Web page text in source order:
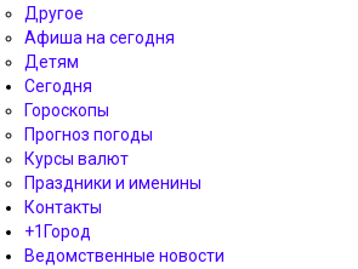
Другое
Афиша на сегодня
Детям
Сегодня
Гороскопы
Прогноз погоды
Курсы валют
Праздники и именины
Контакты
+1Город
Ведомственные новости